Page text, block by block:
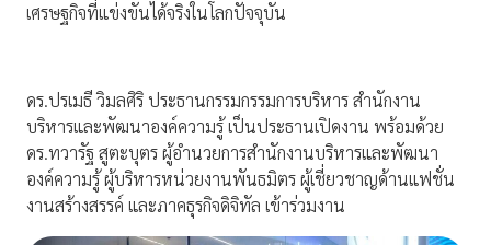
เศรษฐกิจที่แข่งขันได้จริงในโลกปัจจุบัน
ดร.ปรเมธี วิมลศิริ ประธานกรรมกรรมการบริหาร สำนักงาน
บริหารและพัฒนาองค์ความรู้ เป็นประธานเปิดงาน พร้อมด้วย
ดร.ทวารัฐ สูตะบุตร ผู้อำนวยการสำนักงานบริหารและพัฒนา
องค์ความรู้ ผู้บริหารหน่วยงานพันธมิตร ผู้เชี่ยวชาญด้านแฟชั่น
งานสร้างสรรค์ และภาคธุรกิจดิจิทัล เข้าร่วมงาน